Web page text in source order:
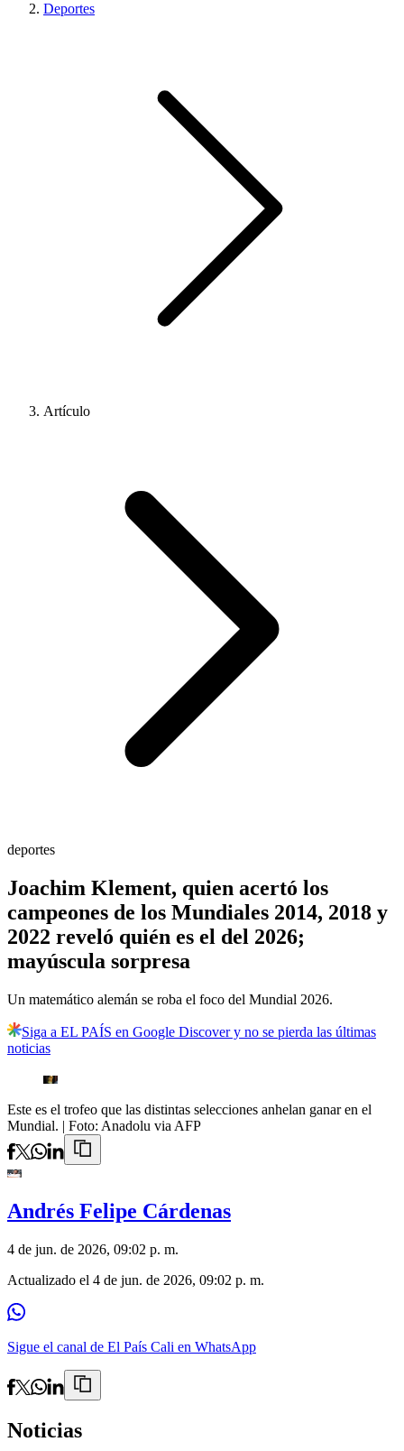
Deportes
Artículo
deportes
Joachim Klement, quien acertó los
campeones de los Mundiales 2014, 2018 y
2022 reveló quién es el del 2026;
mayúscula sorpresa
Un matemático alemán se roba el foco del Mundial 2026.
Siga a EL PAÍS en Google Discover y no se pierda las últimas
noticias
Este es el trofeo que las distintas selecciones anhelan ganar en el
Mundial. | Foto: Anadolu via AFP
Andrés Felipe Cárdenas
4 de jun. de 2026, 09:02 p. m.
Actualizado el 4 de jun. de 2026, 09:02 p. m.
Sigue el canal de El País Cali en WhatsApp
Noticias